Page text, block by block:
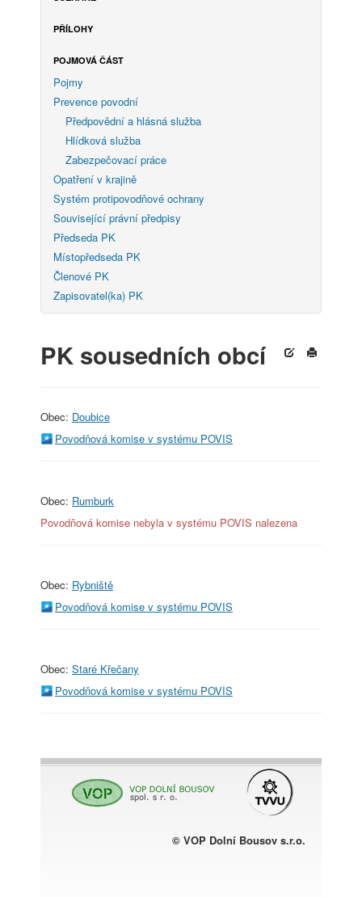
PŘÍLOHY
POJMOVÁ ČÁST
Pojmy
Prevence povodní
Předpovědní a hlásná služba
Hlídková služba
Zabezpečovací práce
Opatření v krajině
Systém protipovodňové ochrany
Související právní předpisy
Předseda PK
Místopředseda PK
Členové PK
Zapisovatel(ka) PK
PK sousedních obcí
Obec: Doubice
Povodňová komise v systému POVIS
Obec: Rumburk
Povodňová komise nebyla v systému POVIS nalezena
Obec: Rybniště
Povodňová komise v systému POVIS
Obec: Staré Křečany
Povodňová komise v systému POVIS
© VOP Dolní Bousov s.r.o.